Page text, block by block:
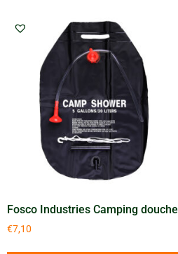
Fosco Industries Camping douche
€7,10